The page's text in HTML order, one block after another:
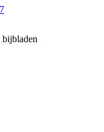
bijbladen